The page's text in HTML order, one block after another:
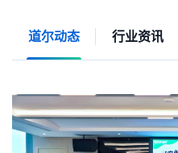
道尔动态 行业资讯